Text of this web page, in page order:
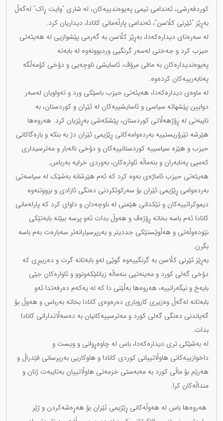
کوردفەرشی، ئەندامی تیمی پەیوەندییەکان، لە شاری "وایت ڕاک" لەگەڵ
بەڕێز "ئێرنی کڵاسن"، ئەندامی پارڵەمانی کانادا، دیداریان کرد.
لە سەرەتای دیدارەکەدا، بەڕێز کڵاسن بە گەرمی پێشوازیی لە هەیئەتی
حیزب کرد و جەختی لەسەر گرنگیی وردبوونەوە لە بابەتە
پەیوەندیدارەکان بە مافی مرۆڤ، ئاسایشی ناوچەیی و دۆخی کۆمەڵگە
پەنابەرییەکان کردەوە.
لە ماوەی دیدارەکەدا، هەیئەتی حیزب باسێکی ورد و تەواویان لەسەر
دوایین پێشهاتە سیاسی و ئاسایشییەکان لە ئێران و کوردستان، بە
تایبەتی لە ڕۆژهەڵاتی کوردستان، پێشکەشی بەڕێزیان کرد. هەروەها
هێرشە تێرۆریستییە بەردەوامەکانی ڕێژیمی ئێران دژ بە بنکە و بارەگاکانی
حیزب و هێزە سیاسییە کوردستانییەکان و دۆخی نالەبار و مەترسیداری
کەمپی پەنابەران و بنەماڵە ئاوارەکان، بەوردی خرایە بەرباس.
هەیئەتی حیزب ئاماژەی بەوە کرد کە ئەم هێرشانە بەشێک لە سیاسەتی
بەردەوامی ڕێژیمی ئێران بۆ سەرکوتکردنی دەنگی ئازادی و بزووتنەوە
دیموکراتییەکان و تێکدانی هێمنی لە ناوچەدان و داوای کرد کە پارلەمانی
کانادا ئەم باسە بخاتە ڕۆژەڤ و هەوڵ بدات ئەو پرسە ببێتە بابەتێکی
نێودەوڵەتی و هەڵوێستێکی جددیتر و بەرپرسیارانەتر سەبارەت بەم باسە
بگرن.
بەڕێز ئێرنی کڵاسن بە گرنگییەوە گوێی لەو بابەتانە گرت و دەریبڕی کە
دۆخی گەلی کورد و مەینەتیی بنەماڵە زیانلێکەوتوو و ئاوارەکان جێی
بایەخ و نیگەرانییە، هەروەها بەڵێنی دا کە لە یەکەم دەرفەتدا ئەو
بابەتانە لەگەڵ وەزیری کاروباری دەرەوەی کانادا بخاتە بەرباس و هەوڵ بۆ
گەیاندنی دەنگی گەلی کورد و مەترسییەکانیان بە دەسەڵاتدارانی کانادا
بدات.
لە بەشێکی تری دیدارەکەدا، باس لە چاوەڕوانی و ویست و
داخوازییەکانی هاوڵاتییانی کوردی کانادا و هاوکاریی بەرپرسانی فێدراڵ و
هەرێم بۆ ماڵی کورد بە مەبەستی خزمەتی هاوڵاتییان بەتایبەت ژنان و
منداڵەکان کرا.
هەروەها باس لە هەوڵەکانی ڕێژیمی ئێران بۆ هەڕەشەکردن و ژێر